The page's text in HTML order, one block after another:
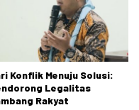
Konflik Menuju Solusi:
Legalitas
Rakyat